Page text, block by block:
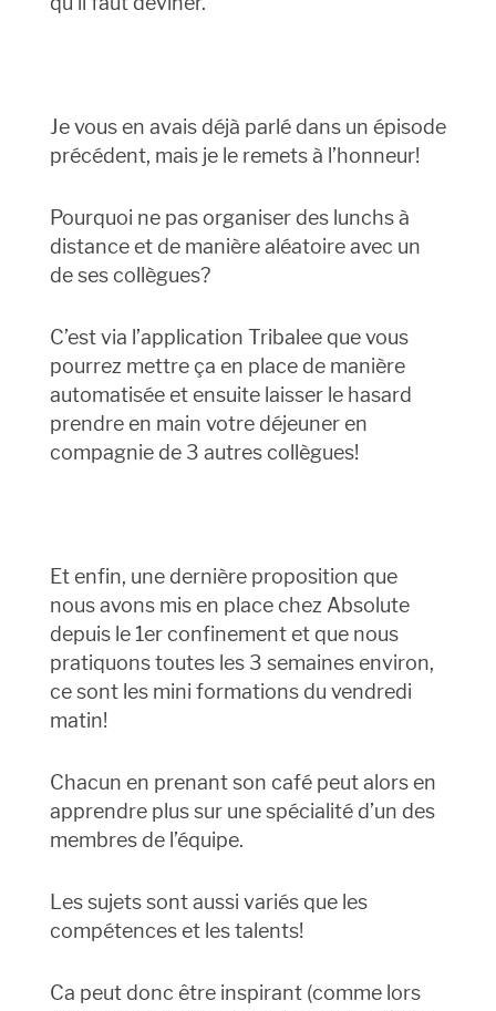
Je vous en avais déjà parlé dans un épisode
précédent, mais je le remets à l’honneur!
Pourquoi ne pas organiser des lunchs à
distance et de manière aléatoire avec un
de ses collègues?
C’est via l’application Tribalee que vous
pourrez mettre ça en place de manière
automatisée et ensuite laisser le hasard
prendre en main votre déjeuner en
compagnie de 3 autres collègues!
Et enfin, une dernière proposition que
nous avons mis en place chez Absolute
depuis le 1er confinement et que nous
pratiquons toutes les 3 semaines environ,
ce sont les mini formations du vendredi
matin!
Chacun en prenant son café peut alors en
apprendre plus sur une spécialité d’un des
membres de l’équipe.
Les sujets sont aussi variés que les
compétences et les talents!
Ca peut donc être inspirant (comme lors